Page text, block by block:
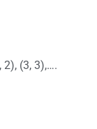
2), (3, 3),….